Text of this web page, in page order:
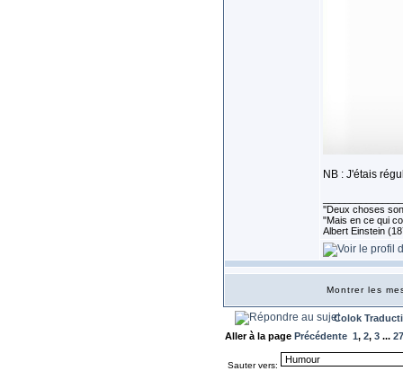
NB : J'étais
''Deux choses
"Mais en ce qui
Albert Einstein
Montrer les
Colok
Aller à la page Précédente 1, 2, 3 ...
Sauter vers: